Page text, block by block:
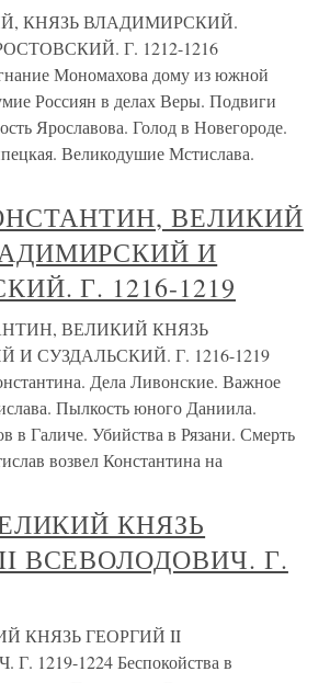
КНЯЗЬ ВЛАДИМИРСКИЙ.
Г. 1212-1216
Мономахова дому из южной
Россиян в делах Веры. Подвиги
Ярославова. Голод в Новегороде.
Великодушие Мстислава.
ВЕЛИКИЙ
И
Г. 1216-1219
ВЕЛИКИЙ КНЯЗЬ
СУЗДАЛЬСКИЙ. Г. 1216-1219
Дела Ливонские. Важное
Пылкость юного Даниила.
в Галиче. Убийства в Рязани. Смерть
возвел Константина на
КНЯЗЬ
ВСЕВОЛОДОВИЧ. Г.
КНЯЗЬ ГЕОРГИЙ II
1219-1224 Беспокойства в